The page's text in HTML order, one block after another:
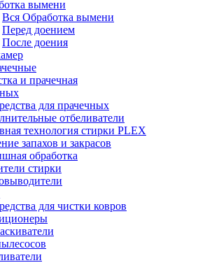
вымени
Вся Обработка вымени
Перед доением
После доения
и прачечная
для прачечных
отбеливатели
технология стирки PLEX
запахов и закрасов
обработка
стирки
для чистки ковров